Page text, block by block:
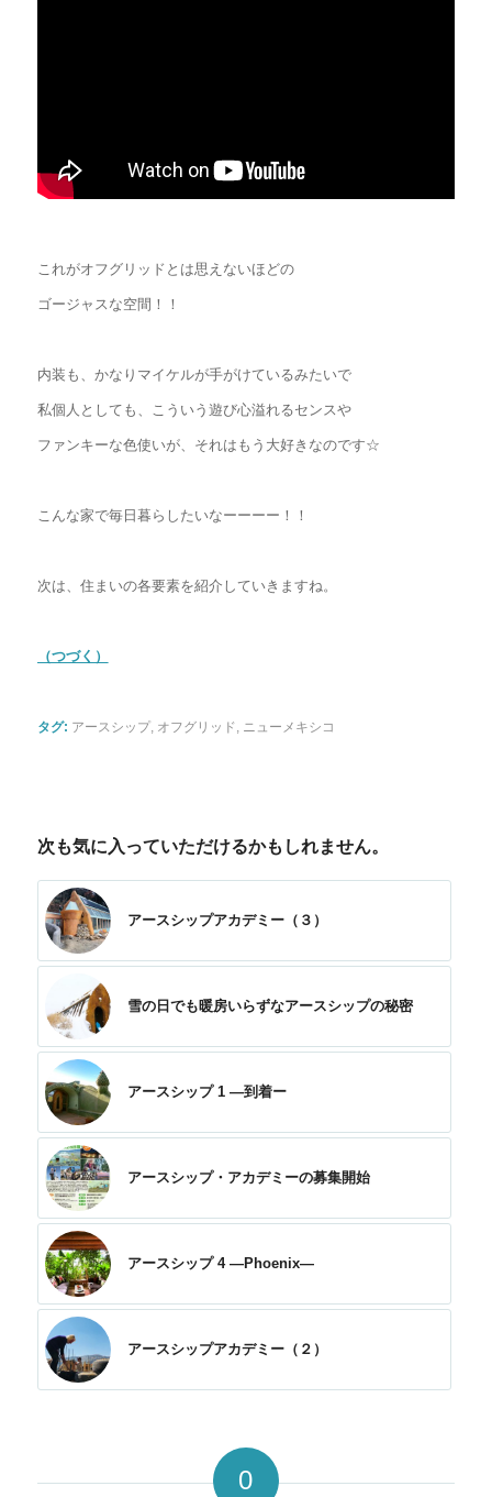
これがオフグリッドとは思えないほどの
ゴージャスな空間！！
内装も、かなりマイケルが手がけているみたいで
私個人としても、こういう遊び心溢れるセンスや
ファンキーな色使いが、それはもう大好きなのです☆
こんな家で毎日暮らしたいなーーーー！！
次は、住まいの各要素を紹介していきますね。
（つづく）
タグ: アースシップ, オフグリッド ニューメキシコ
次も気に入っていただけるかもしれません。
アースシップアカデミー（３）
雪の日でも暖房いらずなアースシップの秘密
アースシップ 1 —到着ー
アースシップ・アカデミーの募集開始
アースシップ 4 —Phoenix—
アースシップアカデミー（２）
0